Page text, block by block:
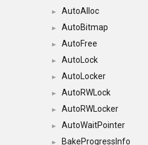
► AutoAlloc
► AutoBitmap
► AutoFree
► AutoLock
► AutoLocker
► AutoRWLock
► AutoRWLocker
► AutoWaitPointer
► BakeProgressInfo